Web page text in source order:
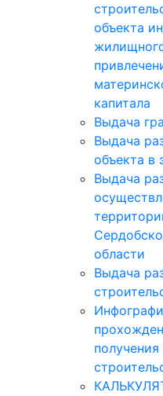
объекта
капитала
Выдача
Выдача
объекта в
Выдача
области
Выдача